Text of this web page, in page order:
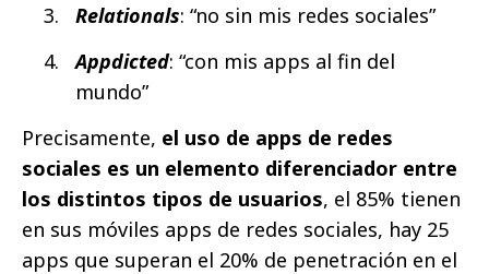
Relationals: “no sin mis redes sociales”
Appdicted: “con mis apps al fin del
mundo”
Precisamente, el uso de apps de redes
sociales es un elemento diferenciador entre
los distintos tipos de usuarios, el 85% tienen
en sus móviles apps de redes sociales, hay 25
apps que superan el 20% de penetración en el